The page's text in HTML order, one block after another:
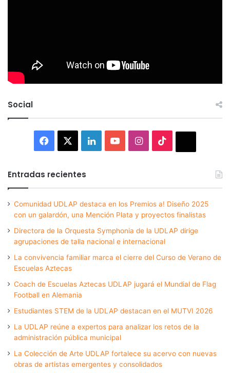
Social
Facebook LinkedInYouTubeInstagram
Entradas recientes
Comunidad UDLAP destaca en los Premios a! Diseño 2025
con un galardón, una Mención Plata y proyectos finalistas
Directora de la Orquesta Symphonia de la UDLAP dirige
agrupaciones de talla nacional e internacional
La convivencia familiar marca el cierre del Curso de Verano de
Escuelas Aztecas
Coach de Escuelas Aztecas UDLAP jugará el Mundial de Flag
Football en Alemania
Estudiantes STEM de la UDLAP destacan en el MUTVI 2026
La UDLAP reúne a expertos para analizar los retos de la
administración pública municipal
La Colección de Arte UDLAP fortalece su acervo con nuevas
obras de artistas emergentes y consolidados